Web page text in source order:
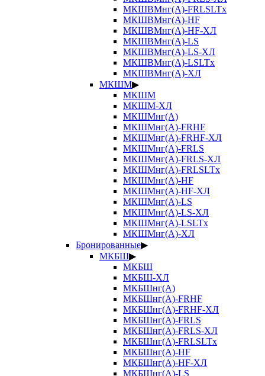
МКШВМнг(А)-FRLSLTx
МКШВМнг(А)-HF
МКШВМнг(А)-HF-ХЛ
МКШВМнг(А)-LS
МКШВМнг(А)-LS-ХЛ
МКШВМнг(А)-LSLTx
МКШВМнг(А)-ХЛ
МКШМ▶
МКШМ
МКШМ-ХЛ
МКШМнг(А)
МКШМнг(А)-FRHF
МКШМнг(А)-FRHF-ХЛ
МКШМнг(А)-FRLS
МКШМнг(А)-FRLS-ХЛ
МКШМнг(А)-FRLSLTx
МКШМнг(А)-HF
МКШМнг(А)-HF-ХЛ
МКШМнг(А)-LS
МКШМнг(А)-LS-ХЛ
МКШМнг(А)-LSLTx
МКШМнг(А)-ХЛ
Бронированные▶
МКБШ▶
МКБШ
МКБШ-ХЛ
МКБШнг(А)
МКБШнг(А)-FRHF
МКБШнг(А)-FRHF-ХЛ
МКБШнг(А)-FRLS
МКБШнг(А)-FRLS-ХЛ
МКБШнг(А)-FRLSLTx
МКБШнг(А)-HF
МКБШнг(А)-HF-ХЛ
МКБШнг(А)-LS